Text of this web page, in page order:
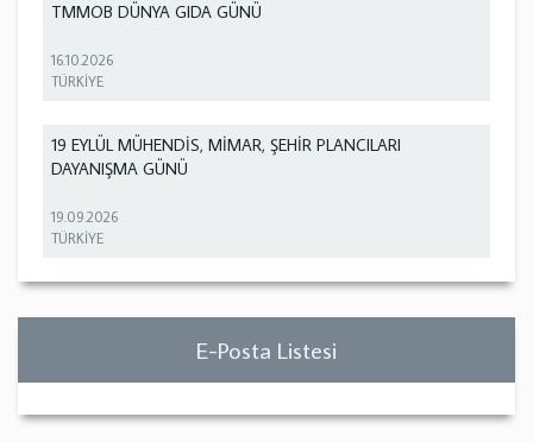
TMMOB DÜNYA GIDA GÜNÜ
16.10.2026
TÜRKİYE
19 EYLÜL MÜHENDİS, MİMAR, ŞEHİR PLANCILARI
DAYANIŞMA GÜNÜ
19.09.2026
TÜRKİYE
E-Posta Listesi